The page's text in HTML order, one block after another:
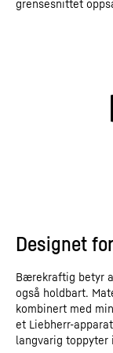
grensesnittet
Designet
Bærekraftig betyr
også holdbart.
kombinert med
et Liebherr-
langvarig toppyter